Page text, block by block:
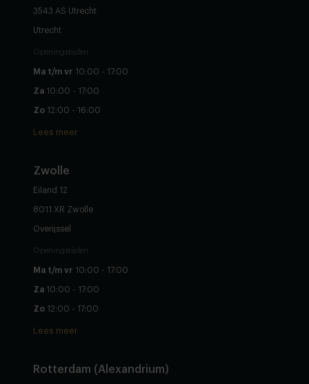
3543 AS Utrecht
Utrecht
Openingstijden
Ma t/m vr 10:00 - 17:00
Za 10:00 - 17:00
Zo 12:00 - 16:00
Lees meer
Zwolle
Eiland 12
8011 XR Zwolle
Overijssel
Openingstijden
Ma t/m vr 10:00 - 17:00
Za 10:00 - 17:00
Zo 12:00 - 17:00
Lees meer
Rotterdam (Alexandrium)